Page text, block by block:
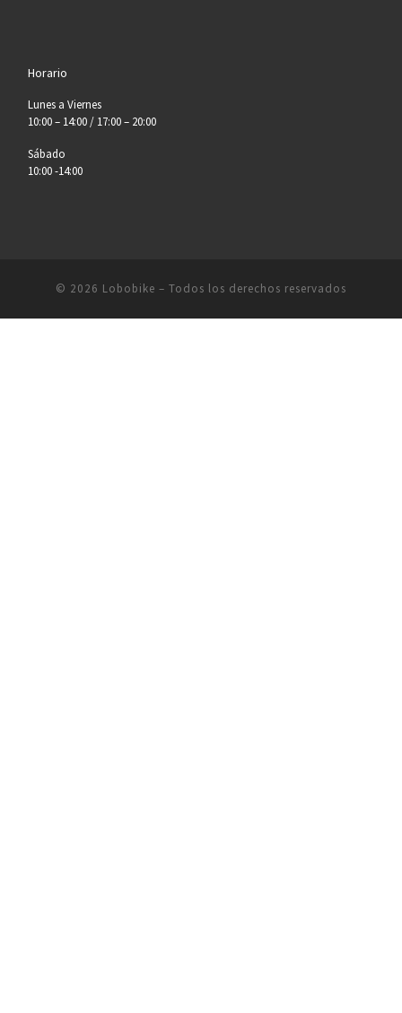
Horario
Lunes a Viernes
10:00 – 14:00 / 17:00 – 20:00
Sábado
10:00 -14:00
© 2026 Lobobike – Todos los derechos reservados